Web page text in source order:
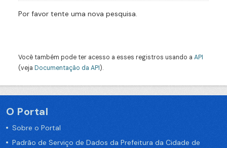
Por favor tente uma nova pesquisa.
Você também pode ter acesso a esses registros usando a API
(veja Documentação da API).
O Portal
Sobre o Portal
Padrão de Serviço de Dados da Prefeitura da Cidade de